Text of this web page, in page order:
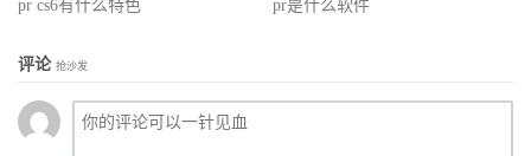
pr cs6有什么特色 pr是什么软件
评论 抢沙发